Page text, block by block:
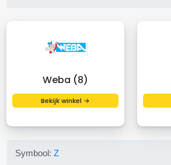
Weba (8)
Bekijk winkel →
Symbool:Z